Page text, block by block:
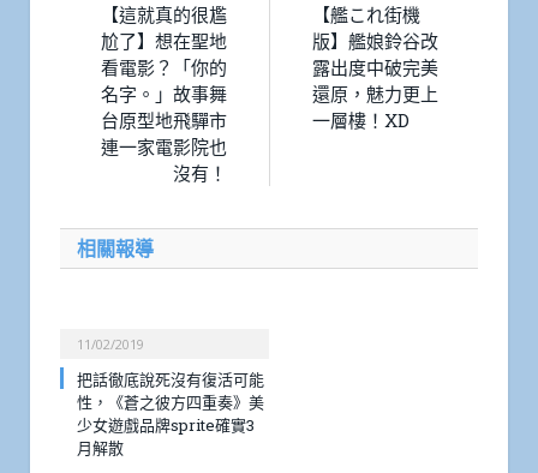
【這就真的很尷
尬了】想在聖地
看電影？「你的
名字。」故事舞
台原型地飛驒市
連一家電影院也
沒有！
【艦これ街機
版】艦娘鈴谷改
露出度中破完美
還原，魅力更上
一層樓！XD
相關報導
11/02/2019
把話徹底說死沒有復活可能
性，《蒼之彼方四重奏》美
少女遊戲品牌sprite確實3
月解散